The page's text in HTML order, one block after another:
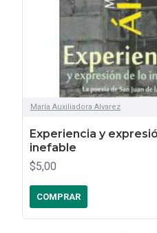
María Auxiliadora Alvarez
Experiencia y
inefable
$5,00
COMPRAR